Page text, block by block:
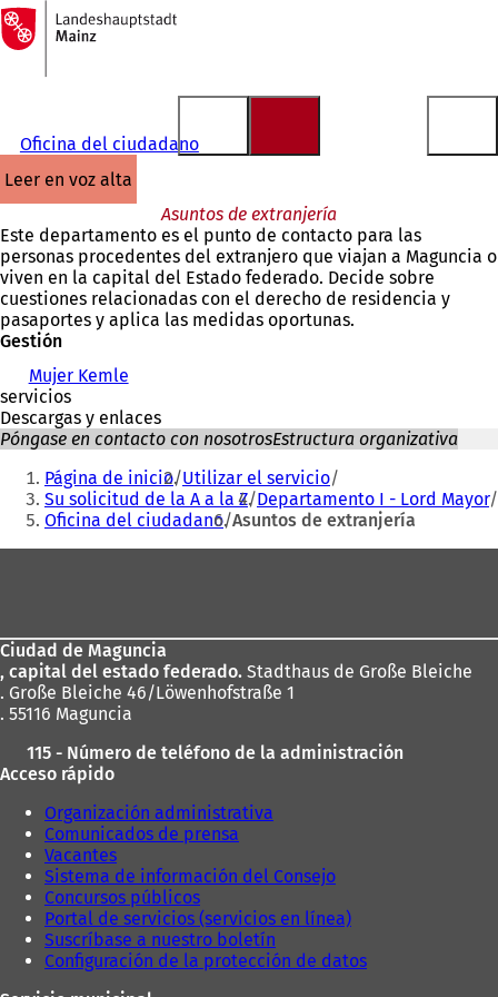
Saltar al contenido
A
la
página
Oficina del ciudadano
leer en voz alta
Asuntos de extranjería
Este departamento es el punto de contacto para las
personas procedentes del extranjero que viajan a Maguncia o
viven en la capital del Estado federado. Decide sobre
cuestiones relacionadas con el derecho de residencia y
pasaportes y aplica las medidas oportunas.
Gestión
Mujer Kemle
servicios
Descargas y enlaces
Póngase en contacto con nosotrosEstructura organizativa
Estás
aquí:
Página de inicio Utilizar el servicio
Su solicitud de la A a la Z Departamento I - Lord Mayor
Oficina del ciudadano Asuntos de extranjería
pies
Ciudad de Maguncia
, capital del estado federado. Stadthaus de Große Bleiche
. Große Bleiche 46/Löwenhofstraße 1
. 55116 Maguncia
115 - Número de teléfono de la administración
Acceso rápido
Organización administrativa
Comunicados de prensa
Vacantes
Sistema de información del Consejo
Concursos públicos
Portal de servicios (servicios en línea)
Suscríbase a nuestro boletín
Configuración de la protección de datos